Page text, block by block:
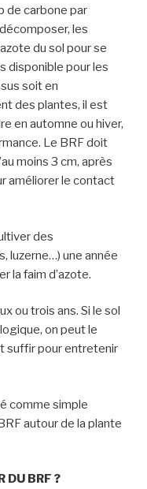
de carbone par
les
du sol pour se
disponible pour les
soit en
des plantes, il est
en automne ou hiver,
Le BRF doit
moins 3 cm, après
améliorer le contact
des
luzerne…) une année
la faim d’azote.
ou trois ans. Si le sol
on peut le
suffir pour entretenir
comme simple
autour de la plante
DU BRF ?